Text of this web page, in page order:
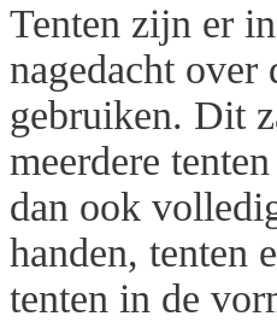
Tenten zijn er
nagedacht over
gebruiken. Dit
meerdere
dan ook
handen, tenten
tenten in de